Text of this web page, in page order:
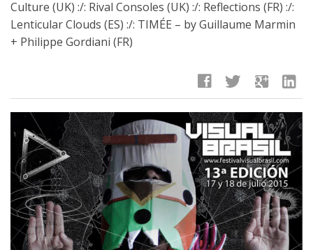
Culture (UK) :/: Rival Consoles (UK) :/: Reflections (FR) :/:
Lenticular Clouds (ES) :/: TIMÉE – by Guillaume Marmin
+ Philippe Gordiani (FR)
facebook twitter google linkedin